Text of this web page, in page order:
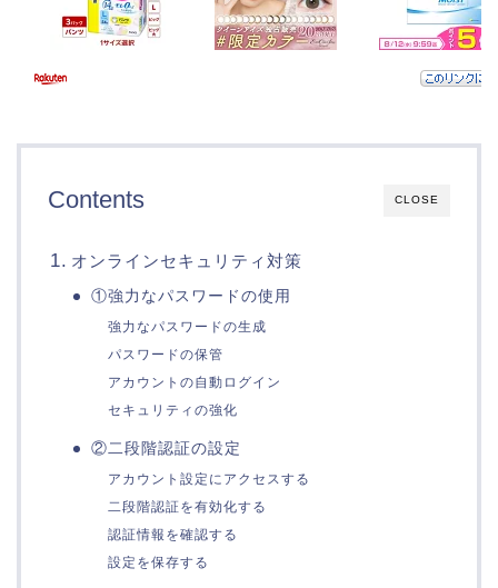
CLOSE
Contents
オンラインセキュリティ対策
①強力なパスワードの使用
強力なパスワードの生成
パスワードの保管
アカウントの自動ログイン
セキュリティの強化
②二段階認証の設定
アカウント設定にアクセスする
二段階認証を有効化する
認証情報を確認する
設定を保存する